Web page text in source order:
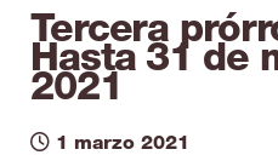
Tercera
Hasta 31 de
2021
1 marzo 2021